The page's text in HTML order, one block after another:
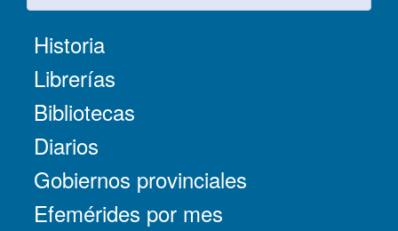
Historia
Librerías
Bibliotecas
Diarios
Gobiernos provinciales
Efemérides por mes